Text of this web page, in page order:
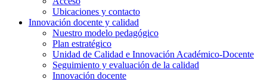
Ubicaciones y contacto
Innovación docente y calidad
Nuestro modelo pedagógico
Plan estratégico
Unidad de Calidad e Innovación Académico-Docente
Seguimiento y evaluación de la calidad
Innovación docente